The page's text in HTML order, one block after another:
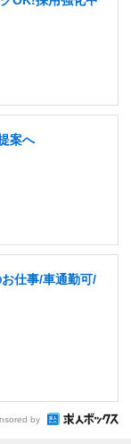
案へ
仕事/車通勤可/
by